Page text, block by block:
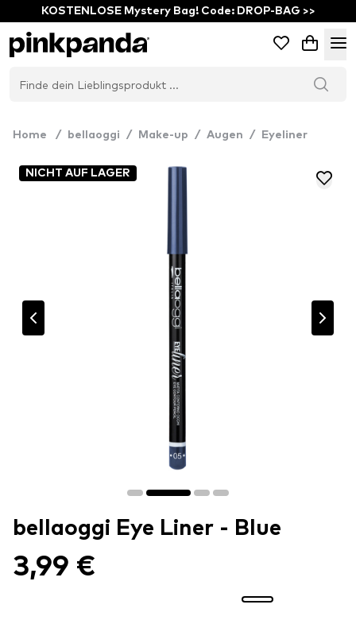
KOSTENLOSE Mystery Bag! Code: DROP-BAG >>
Home / bellaoggi / Make-up / Augen / Eyeliner
NICHT AUF LAGER
bellaoggi Eye Liner - Blue
3,99 €